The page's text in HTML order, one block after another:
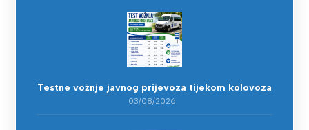
Testne vožnje javnog prijevoza tijekom kolovoza
03/08/2026